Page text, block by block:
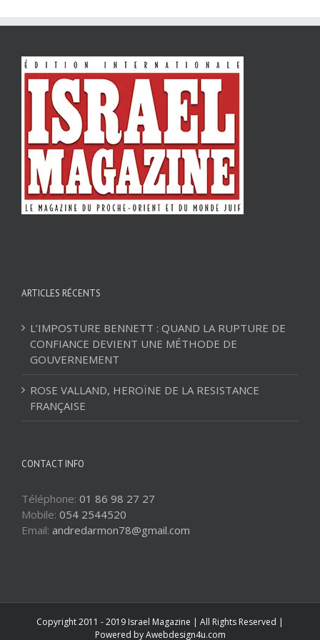
ARTICLES RÉCENTS
L’IMPOSTURE BENNETT : QUAND LA RUPTURE DE
CONFIANCE DEVIENT UNE MÉTHODE DE
GOUVERNEMENT
ROSE VALLAND, HEROÏNE DE LA RESISTANCE
FRANÇAISE
CONTACT INFO
Téléphone: 01 86 98 27 27
Mobile: 054 2544520
Email: andredarmon78@gmail.com
Copyright 2011 - 2019 Israel Magazine | All Rights Reserved |
Powered byAwebdesign4u.com